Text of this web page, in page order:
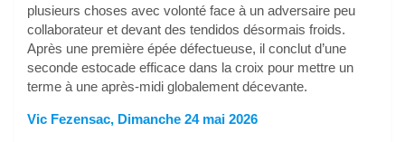
plusieurs choses avec volonté face à un adversaire peu
collaborateur et devant des tendidos désormais froids.
Après une première épée défectueuse, il conclut d’une
seconde estocade efficace dans la croix pour mettre un
terme à une après-midi globalement décevante.
Vic Fezensac, Dimanche 24 mai 2026